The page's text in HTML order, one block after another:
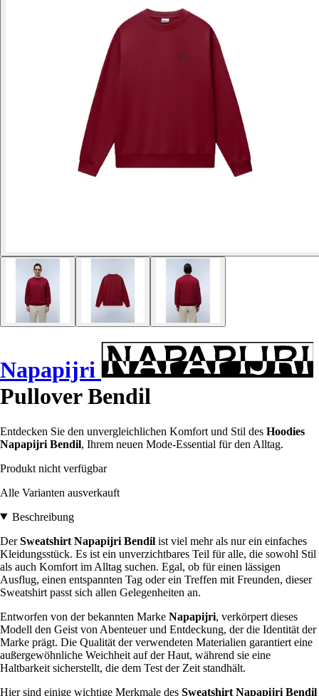
Napapijri
Pullover Bendil
Entdecken Sie den unvergleichlichen Komfort und Stil des Hoodies
Napapijri Bendil, Ihrem neuen Mode-Essential für den Alltag.
Produkt nicht verfügbar
Alle Varianten ausverkauft
Beschreibung
DerSweatshirt Napapijri Bendil ist viel mehr als nur ein einfaches
Kleidungsstück. Es ist ein unverzichtbares Teil für alle, die sowohl Stil
als auch Komfort im Alltag suchen. Egal, ob für einen lässigen
Ausflug, einen entspannten Tag oder ein Treffen mit Freunden, dieser
Sweatshirt passt sich allen Gelegenheiten an.
Entworfen von der bekannten Marke Napapijri, verkörpert dieses
Modell den Geist von Abenteuer und Entdeckung, der die Identität der
Marke prägt. Die Qualität der verwendeten Materialien garantiert eine
außergewöhnliche Weichheit auf der Haut, während sie eine
Haltbarkeit sicherstellt, die dem Test der Zeit standhält.
Hier sind einige wichtige Merkmale des Sweatshirt Napapijri Bendil